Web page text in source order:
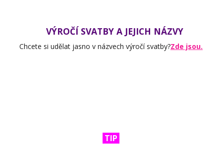
VÝROČÍ SVATBY A JEJICH NÁZVY
Chcete si udělat jasno v názvech výročí svatby?Zde jsou.
TIP